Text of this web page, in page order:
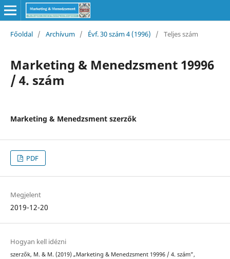
Főoldal / Archívum / Évf. 30 szám 4 (1996) / Teljes szám
Marketing & Menedzsment 19996
/ 4. szám
Marketing & Menedzsment szerzők
PDF
Megjelent
2019-12-20
Hogyan kell idézni
szerzők, M. & M. (2019) „Marketing & Menedzsment 19996 / 4. szám”,